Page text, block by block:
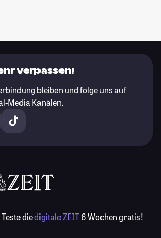
verpassen!
bleiben und folge uns auf
Media Kanälen.
Teste diedigitale ZEIT6 Wochen gratis!